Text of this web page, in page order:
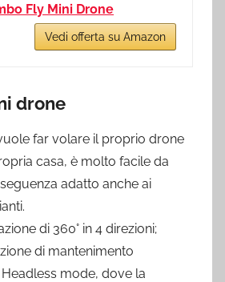
Fly Mini Drone
Vedi offerta su Amazon
drone
far volare il proprio drone
casa, è molto facile da
adatto anche ai
di 360° in 4 direzioni;
di mantenimento
Headless mode, dove la